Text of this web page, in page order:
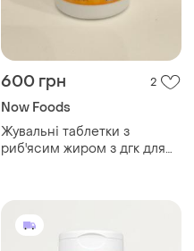
600 грн 2
Now Foods
Жувальні таблетки з
риб'ясим жиром з дгк для